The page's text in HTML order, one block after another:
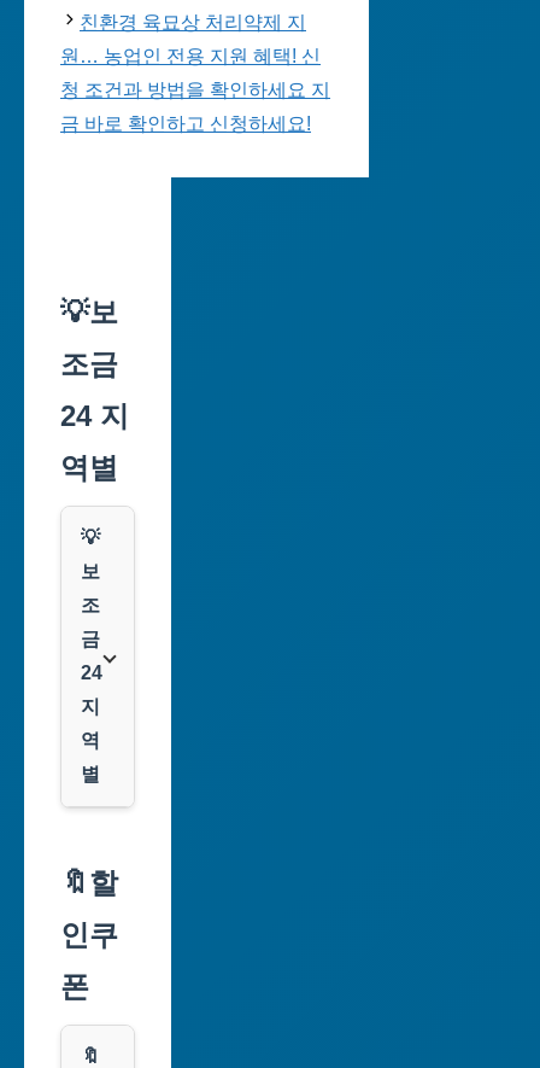
친환경 육묘상 처리약제 지
원… 농업인 전용 지원 혜택! 신
청 조건과 방법을 확인하세요 지
금 바로 확인하고 신청하세요!
💡보
조금
24 지
역별
💡
보
조
금
24
지
역
별
울
특
별
부
산
🔖할
인쿠
폰
🔖